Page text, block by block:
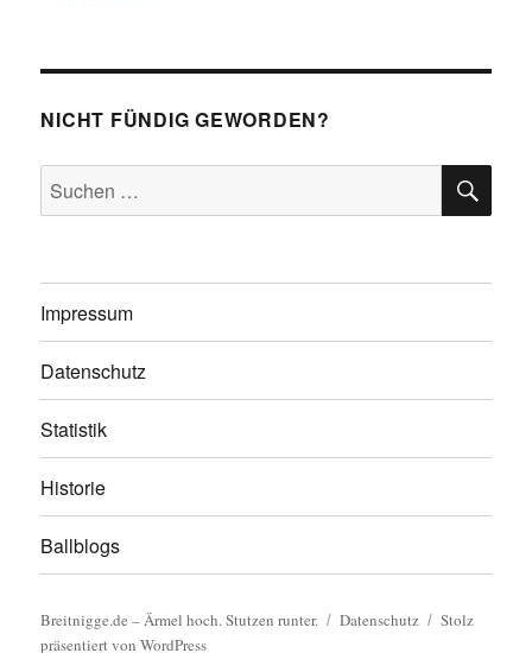
NICHT FÜNDIG GEWORDEN?
Suchen
nach:
Impressum
Datenschutz
Statistik
Historie
Ballblogs
Breitnigge.de – Ärmel hoch. Stutzen runter. Datenschutz
Stolz
präsentiert von WordPress